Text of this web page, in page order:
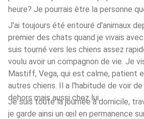
heure? Je pourrais être la personne
J'ai toujours été entouré d'animaux
premier des chats quand je vivais
suis tourné vers les chiens assez
voulu avoir un compagnon de vie. Je
Mastiff, Vega, qui est calme, patient
autres chiens. Il a l'habitude de voir
dehors mais aussi chez lui.
Je suis toute la journée à domicile,
je garde ainsi un œil en permanence